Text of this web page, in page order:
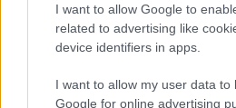
I want to allow Google to
related to advertising like
device identifiers in apps.
I want to allow my user data to
Google for online advertising
reddito e un Sud a basso
parola circa quella che ne
diversa capacità di rendere